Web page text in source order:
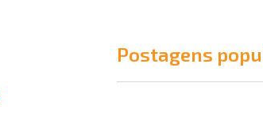
Postagens